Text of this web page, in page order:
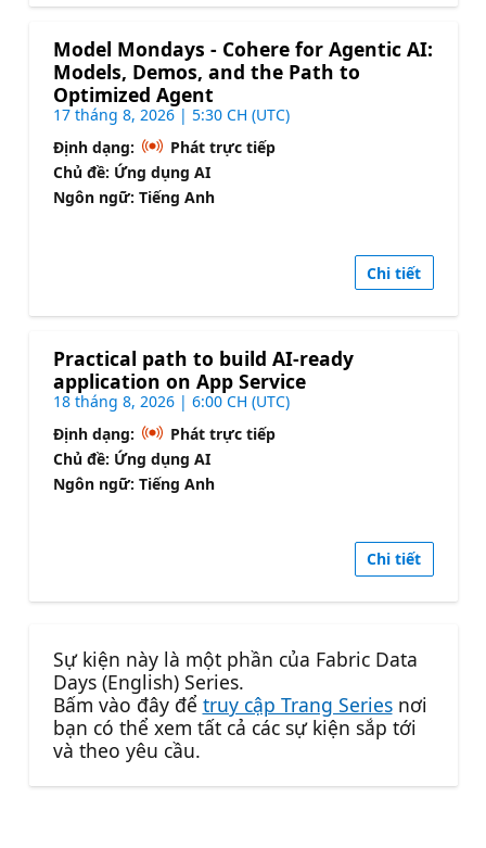
Model Mondays - Cohere for Agentic AI:
Models, Demos, and the Path to
Optimized Agent
17 tháng 8, 2026 | 5:30 CH (UTC)
Định dạng:
Phát trực tiếp
Chủ đề: Ứng dụng AI
Ngôn ngữ: Tiếng Anh
Chi tiết
Practical path to build AI-ready
application on App Service
18 tháng 8, 2026 | 6:00 CH (UTC)
Định dạng:
Phát trực tiếp
Chủ đề: Ứng dụng AI
Ngôn ngữ: Tiếng Anh
Chi tiết
Sự kiện này là một phần của Fabric Data
Days (English) Series.
Bấm vào đây để truy cập Trang Seriesnơi
bạn có thể xem tất cả các sự kiện sắp tới
và theo yêu cầu.